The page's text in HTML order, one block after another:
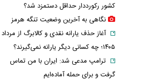
کشور رکورددار حداقل دستمزد شد؟
نگاهی به آخرین وضعیت تنگه هرمز
آغاز حذف یارانه نقدی و کالابرگ از مرداد
۱۴۰۵؛ چه کسانی دیگر یارانه نمی‌گیرند؟
ترامپ مدعی شد: ایران با من تماس
گرفت و برای حمله آماده‌ایم